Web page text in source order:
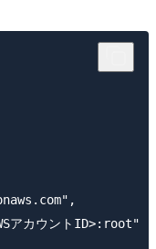
カウントID>:root"